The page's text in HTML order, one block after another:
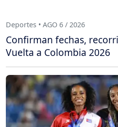
Deportes • AGO 6 / 2026
Confirman fechas,
Vuelta a Colombia 2026